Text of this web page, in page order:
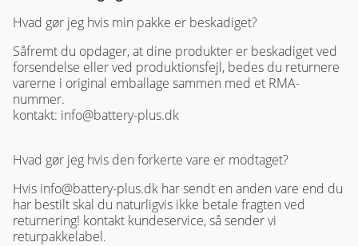
Hvad gør jeg hvis min pakke er beskadiget?
Såfremt du opdager, at dine produkter er beskadiget ved
forsendelse eller ved produktionsfejl, bedes du returnere
varerne i original emballage sammen med et RMA-
nummer.
kontakt: info@battery-plus.dk
Hvad gør jeg hvis den forkerte vare er modtaget?
Hvis info@battery-plus.dk har sendt en anden vare end du
har bestilt skal du naturligvis ikke betale fragten ved
returnering! kontakt kundeservice, så sender vi
returpakkelabel.